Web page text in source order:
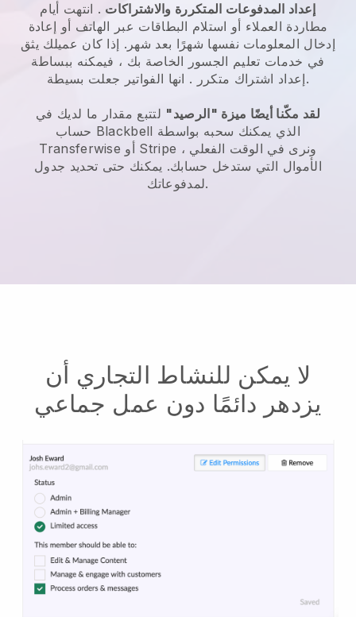
إعداد المدفوعات المتكررة والاشتراكات . انتهت أيام
مطاردة العملاء أو استلام البطاقات عبر الهاتف أو إعادة
إدخال المعلومات نفسها شهرًا بعد شهر. إذا كان عميلك يثق
في خدمات تعليم الجسور الخاصة بك ، فيمكنه ببساطة
إعداد اشتراك متكرر. انها الفواتير جعلت بسيطة.
لقد مكّنا أيضًا ميزة "الرصيد" لتتبع مقدار ما لديك في
Blackbell
Transferwise أو Stripe ، ونرى في الوقت الفعلي
الأموال التي ستدخل حسابك. يمكنك حتى تحديد جدول
لمدفوعاتك.
لا يمكن للنشاط التجاري أن
يزدهر دائمًا دون عمل جماعي